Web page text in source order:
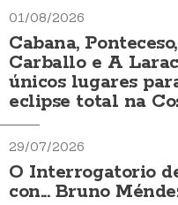
01/08/2026
Cabana,
Carballo e A
únicos lugares
eclipse total na
29/07/2026
O Interrogatorio
con... Bruno